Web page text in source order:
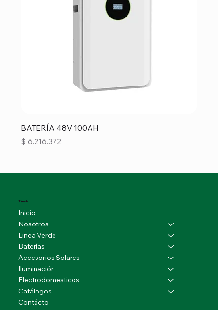
BATERÍA 48V 100AH
Precio
$ 6.216.372
Tienda
Inicio
Nosotros
Linea Verde
Baterías
Accesorios Solares
Iluminación
Electrodomesticos
Catálogos
Contácto